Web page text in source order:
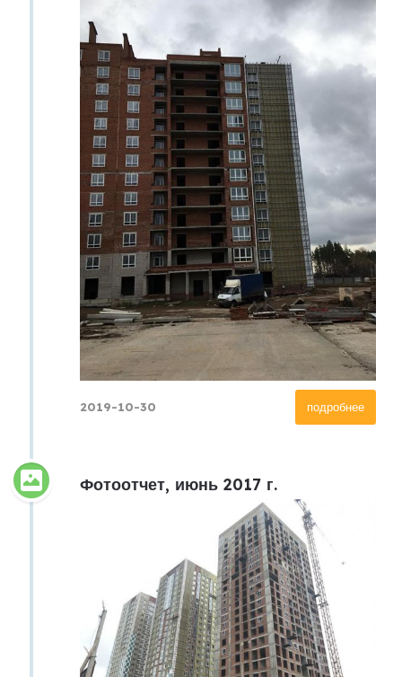
подробнее
2019-10-30
Фотоотчет, июнь 2017 г.